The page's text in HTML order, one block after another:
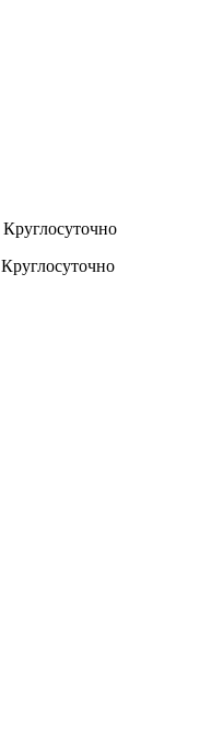
Круглосуточно
Круглосуточно